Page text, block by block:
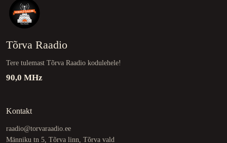
Tõrva Raadio
Tere tulemast Tõrva Raadio kodulehele!
90,0 MHz
Kontakt
raadio@torvaraadio.ee
Männiku tn 5, Tõrva linn, Tõrva vald